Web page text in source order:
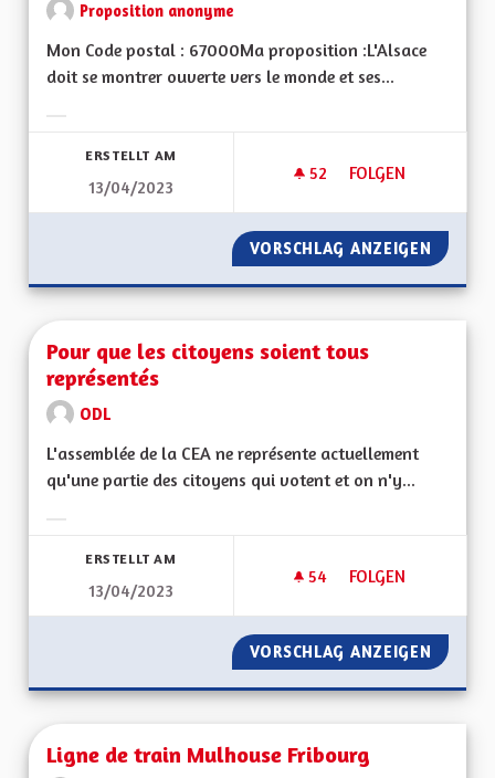
Proposition anonyme
Mon Code postal : 67000Ma proposition :L'Alsace
doit se montrer ouverte vers le monde et ses...
ERSTELLT AM
13/04/2023
52 52 FOLLOWER
FOLGEN
POUR UNE
VORSCHLAG ANZEIGEN POUR
Pour que les citoyens soient tous
représentés
ODL
L'assemblée de la CEA ne représente actuellement
qu'une partie des citoyens qui votent et on n'y...
ERSTELLT AM
13/04/2023
54 54 FOLLOWER
FOLGEN
POUR QUE LES
VORSCHLAG ANZEIGEN POUR
Ligne de train Mulhouse Fribourg